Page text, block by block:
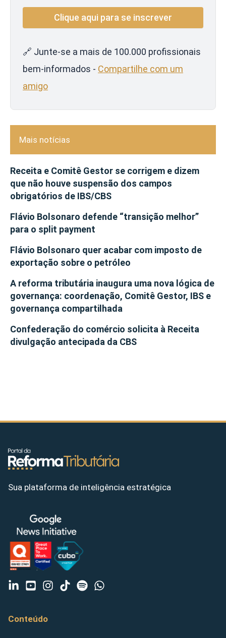
🔗 Junte-se a mais de 100.000 profissionais
bem-informados - Compartilhe com um
amigo
Mais notícias
Receita e Comitê Gestor se corrigem e dizem
que não houve suspensão dos campos
obrigatórios de IBS/CBS
Flávio Bolsonaro defende “transição melhor”
para o split payment
Flávio Bolsonaro quer acabar com imposto de
exportação sobre o petróleo
A reforma tributária inaugura uma nova lógica de
governança: coordenação, Comitê Gestor, IBS e
governança compartilhada
Confederação do comércio solicita à Receita
divulgação antecipada da CBS
Sua plataforma de inteligência estratégica
Conteúdo